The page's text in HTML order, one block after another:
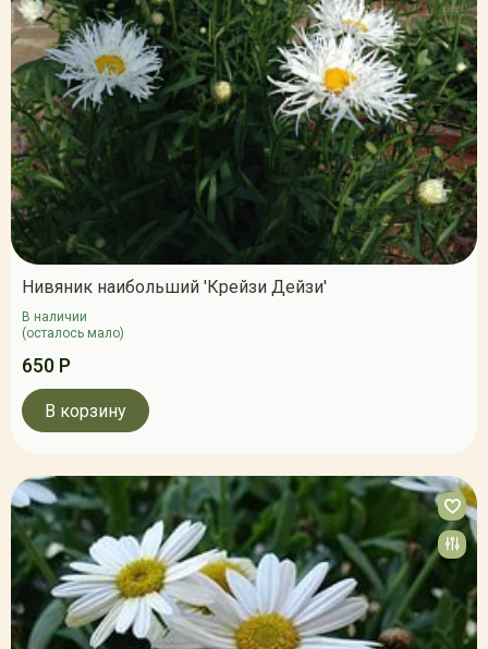
Нивяник наибольший 'Крейзи Дейзи'
В наличии
(осталось мало)
650 Р
В корзину